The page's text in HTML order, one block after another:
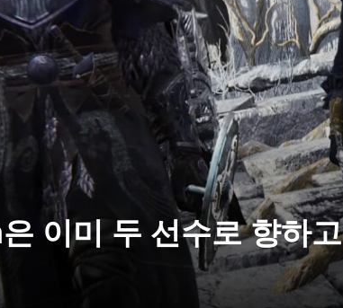
이미 두 선수로 향하고